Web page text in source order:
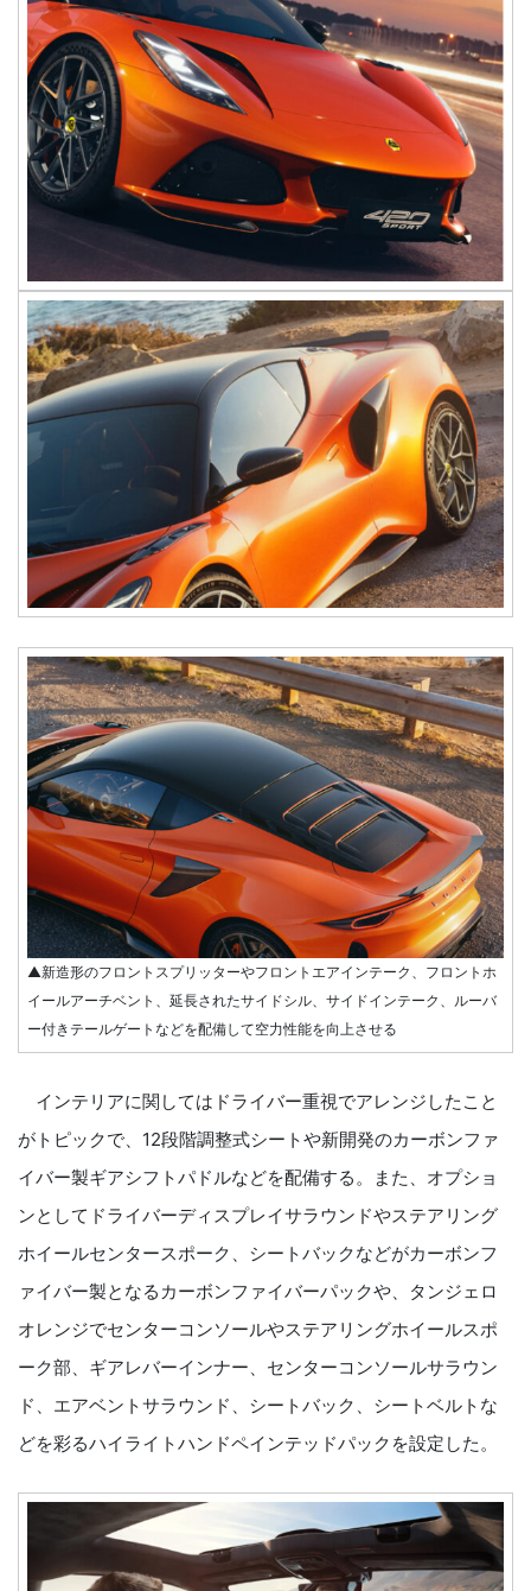
▲新造形のフロントスプリッターやフロントエアインテーク、フロントホ
イールアーチベント、延長されたサイドシル、サイドインテーク、ルーバ
ー付きテールゲートなどを配備して空力性能を向上させる
インテリアに関してはドライバー重視でアレンジしたこと
がトピックで、12段階調整式シートや新開発のカーボンファ
イバー製ギアシフトパドルなどを配備する。また、オプショ
ンとしてドライバーディスプレイサラウンドやステアリング
ホイールセンタースポーク、シートバックなどがカーボンフ
ァイバー製となるカーボンファイバーパックや、タンジェロ
オレンジでセンターコンソールやステアリングホイールスポ
ーク部、ギアレバーインナー、センターコンソールサラウン
ド、エアベントサラウンド、シートバック、シートベルトな
どを彩るハイライトハンドペインテッドパックを設定した。